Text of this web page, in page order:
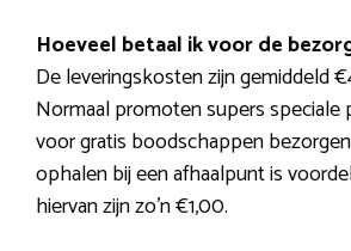
Hoeveel betaal ik voor de
De leveringskosten zijn gemiddeld
Normaal promoten supers
voor gratis boodschappen
ophalen bij een afhaalpunt is
hiervan zijn zo’n €1,00.